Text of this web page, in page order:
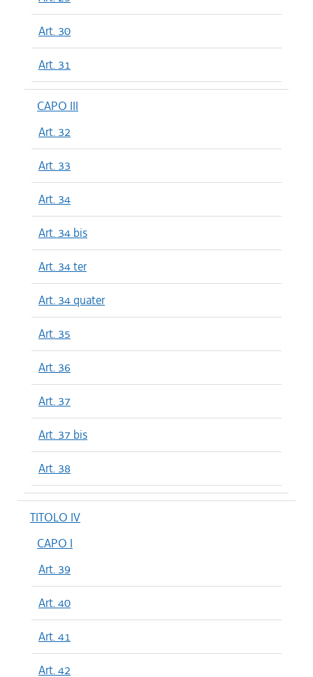
Art. 30
Art. 31
CAPO III
Art. 32
Art. 33
Art. 34
Art. 34 bis
Art. 34 ter
Art. 34 quater
Art. 35
Art. 36
Art. 37
Art. 37 bis
Art. 38
TITOLO IV
CAPO I
Art. 39
Art. 40
Art. 41
Art. 42